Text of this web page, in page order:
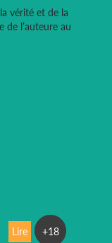
vérité et de la
de l’auteure au
Lire +18